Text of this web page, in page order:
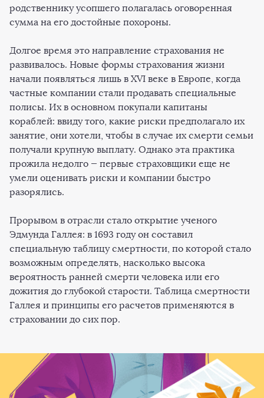
родственнику усопшего полагалась оговоренная
сумма на его достойные похороны.
Долгое время это направление страхования не
развивалось. Новые формы страхования жизни
начали появляться лишь в XVI веке в Европе, когда
частные компании стали продавать специальные
полисы. Их в основном покупали капитаны
кораблей: ввиду того, какие риски предполагало их
занятие, они хотели, чтобы в случае их смерти семьи
получали крупную выплату. Однако эта практика
прожила недолго — первые страховщики еще не
умели оценивать риски и компании быстро
разорялись.
Прорывом в отрасли стало открытие ученого
Эдмунда Галлея: в 1693 году он составил
специальную таблицу смертности, по которой стало
возможным определять, насколько высока
вероятность ранней смерти человека или его
дожития до глубокой старости. Таблица смертности
Галлея и принципы его расчетов применяются в
страховании до сих пор.